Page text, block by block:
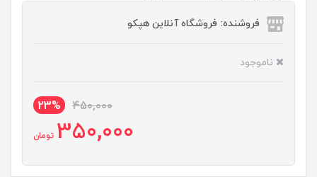
فروشنده: فروشگاه آنلاین هپکو
ناموجود
450,000
23%
350,000 تومان